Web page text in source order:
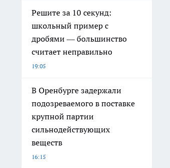
Решите за 10 секунд:
школьный пример с
дробями — большинство
считает неправильно
19:05
В Оренбурге задержали
подозреваемого в поставке
крупной партии
сильнодействующих
веществ
16:15